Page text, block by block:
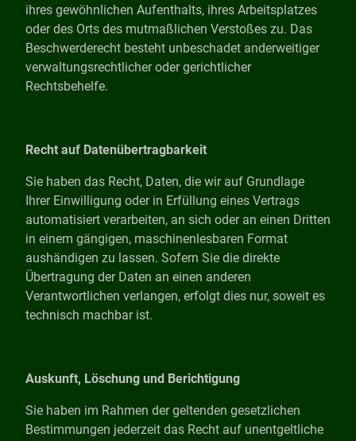
ihres gewöhnlichen Aufenthalts, ihres Arbeitsplatzes
oder des Orts des mutmaßlichen Verstoßes zu. Das
Beschwerderecht besteht unbeschadet anderweitiger
verwaltungsrechtlicher oder gerichtlicher
Rechtsbehelfe.
Recht auf Datenübertragbarkeit
Sie haben das Recht, Daten, die wir auf Grundlage
Ihrer Einwilligung oder in Erfüllung eines Vertrags
automatisiert verarbeiten, an sich oder an einen Dritten
in einem gängigen, maschinenlesbaren Format
aushändigen zu lassen. Sofern Sie die direkte
Übertragung der Daten an einen anderen
Verantwortlichen verlangen, erfolgt dies nur, soweit es
technisch machbar ist.
Auskunft, Löschung und Berichtigung
Sie haben im Rahmen der geltenden gesetzlichen
Bestimmungen jederzeit das Recht auf unentgeltliche